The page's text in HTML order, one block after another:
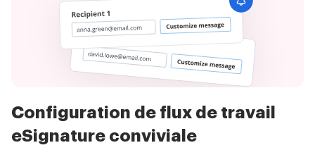
Configuration de flux de travail
eSignature conviviale